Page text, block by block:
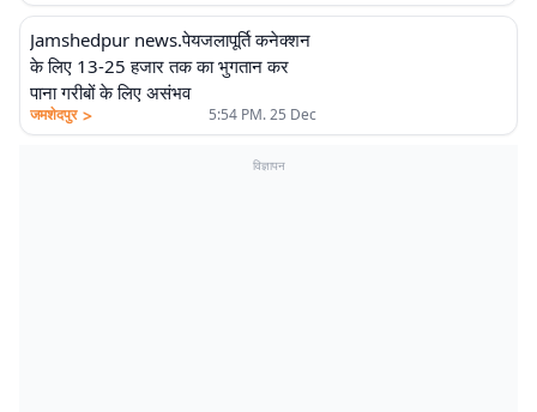
Jamshedpur news.पेयजलापूर्ति कनेक्शन
के लिए 13-25 हजार तक का भुगतान कर
पाना गरीबों के लिए असंभव
जमशेदपुर > 5:54 PM. 25 Dec
विज्ञापन